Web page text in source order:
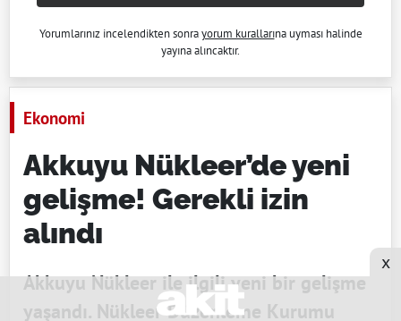
Yorumlarınız incelendikten sonrayorum kurallarına uyması halinde
yayına alıncaktır.
Ekonomi
Akkuyu Nükleer’de yeni
gelişme! Gerekli izin
alındı
Akkuyu Nükleer ile ilgili yeni bir gelişme
yaşandı. Nükleer Düzenleme Kurumu
x